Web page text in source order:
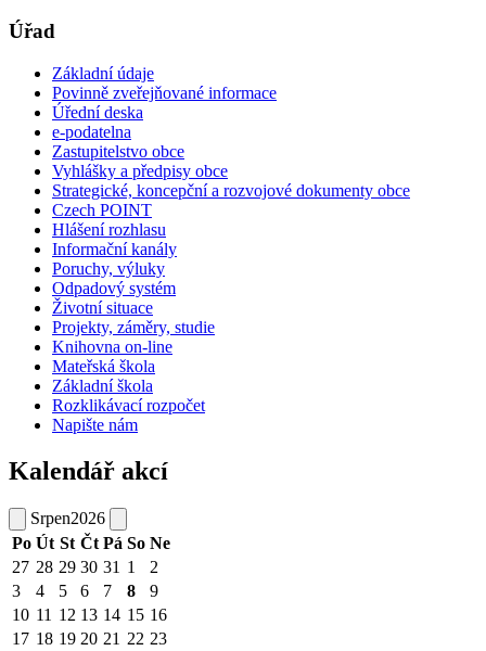
Úřad
Základní údaje
Povinně zveřejňované informace
Úřední deska
e-podatelna
Zastupitelstvo obce
Vyhlášky a předpisy obce
Strategické, koncepční a rozvojové dokumenty obce
Czech POINT
Hlášení rozhlasu
Informační kanály
Poruchy, výluky
Odpadový systém
Životní situace
Projekty, záměry, studie
Knihovna on-line
Mateřská škola
Základní škola
Rozklikávací rozpočet
Napište nám
Kalendář akcí
Srpen2026
Po Út St Čt Pá So Ne
27 28 29 30 31 1
2
3
4 5 6 7 8
9
10 11 12 13 14 15 16
17 18 19 20 21 22 23